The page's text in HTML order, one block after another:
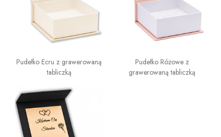
Pudełko Ecru z grawerowaną
tabliczką
Pudełko Różowe z
grawerowaną tabliczką